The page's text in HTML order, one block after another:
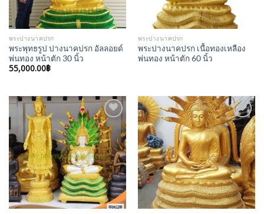
พระปางนาคปรก
พระพุทธรูป ปางนาคปรก อัลลอยด์
พ่นทอง หน้าตัก 30 นิ้ว
55,000.00฿
พระปางนาคปรก
พระปางนาคปรก เนื้อทองเหลือง
พ่นทอง หน้าตัก 60 นิ้ว
Add to
Wishlist
Add to
Wishlist